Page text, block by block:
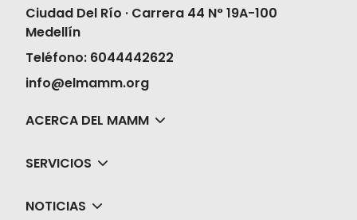
Ciudad Del Río · Carrera 44 N° 19A-100
Medellín
Teléfono: 6044442622
info@elmamm.org
ACERCA DEL MAMM
SERVICIOS
NOTICIAS